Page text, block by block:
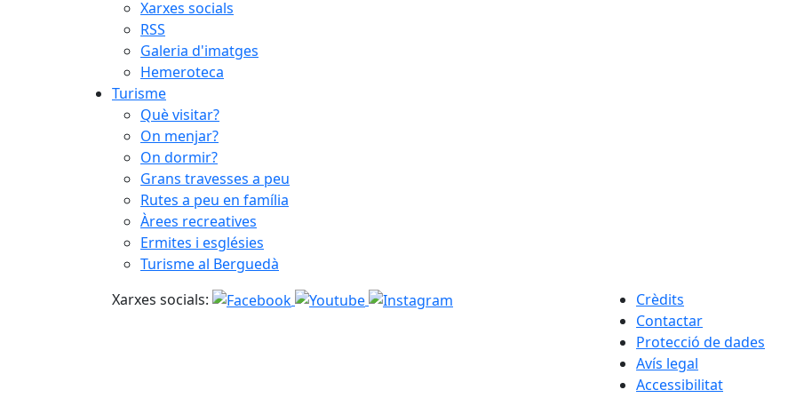
Xarxes socials
RSS
Galeria d'imatges
Hemeroteca
Turisme
Què visitar?
On menjar?
On dormir?
Grans travesses a peu
Rutes a peu en família
Àrees recreatives
Ermites i esglésies
Turisme al Berguedà
Xarxes socials:
Crèdits
Contactar
Protecció de dades
Avís legal
Accessibilitat